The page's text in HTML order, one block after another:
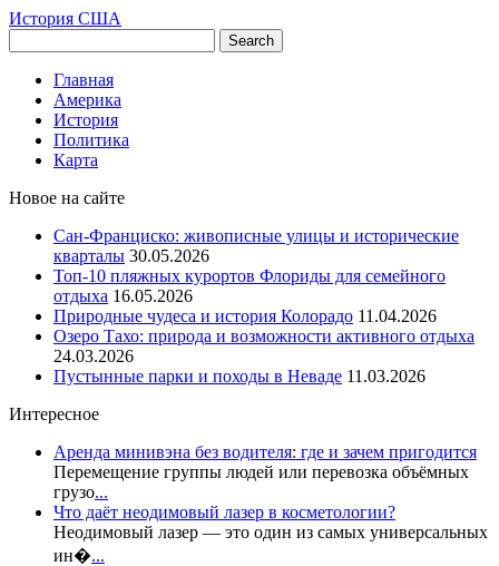
История США
Главная
Америка
История
Политика
Карта
Новое на сайте
Сан-Франциско: живописные улицы и исторические
кварталы 30.05.2026
Топ-10 пляжных курортов Флориды для семейного
отдыха 16.05.2026
Природные чудеса и история Колорадо 11.04.2026
Озеро Тахо: природа и возможности активного отдыха
24.03.2026
Пустынные парки и походы в Неваде 11.03.2026
Интересное
Аренда минивэна без водителя: где и зачем пригодится
Перемещение группы людей или перевозка объёмных
грузо...
Что даёт неодимовый лазер в косметологии?
Неодимовый лазер — это один из самых универсальных
ин�...